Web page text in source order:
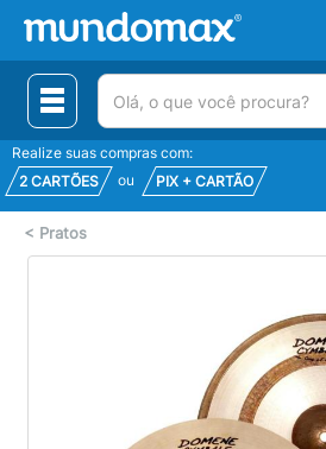
(pesquisar)
Realize suas compras com:
2 CARTÕES
ou PIX + CARTÃO
< Pratos